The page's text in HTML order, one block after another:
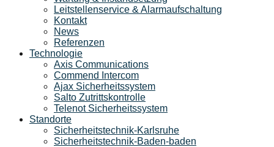
Leitstellenservice & Alarmaufschaltung
Kontakt
News
Referenzen
Technologie
Axis Communications
Commend Intercom
Ajax Sicherheitssystem​
Salto Zutrittskontrolle
Telenot Sicherheitssystem
Standorte
Sicherheitstechnik-Karlsruhe
Sicherheitstechnik-Baden-baden